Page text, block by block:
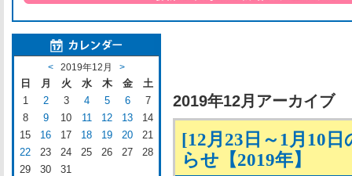
2019年12月アーカイブ
[12月23日～1月10
らせ【2019年】
< 2019年12月 >
日 月 火 水 木 金
土
1
2 3 4 5 6
7
8
9 10 11 12 13
14
15
16 17 18 19 20
21
22
23 24 25 26 27
28
29
30 31